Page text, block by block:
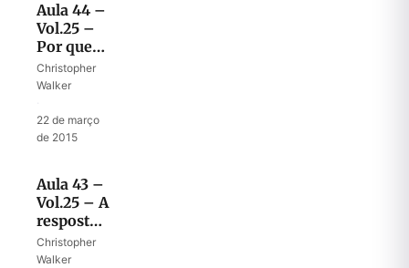
Aula 44 –
Vol.25 –
Por que
Deus
coloca
maus no
poder
Christopher
Walker
22 de março
de 2015
Aula 43 –
Vol.25 – A
resposta
de Eliseu
para Ben-
Christopher
Walker